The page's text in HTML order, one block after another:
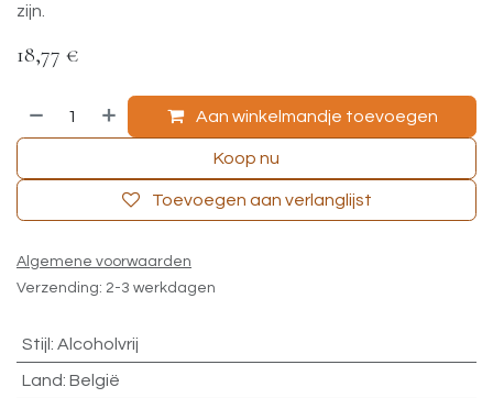
zijn.
18,77 €
Aan winkelmandje toevoegen
Koop nu
Toevoegen aan verlanglijst
Algemene voorwaarden
Verzending: 2-3 werkdagen
Stijl : Alcoholvrij
Land: België